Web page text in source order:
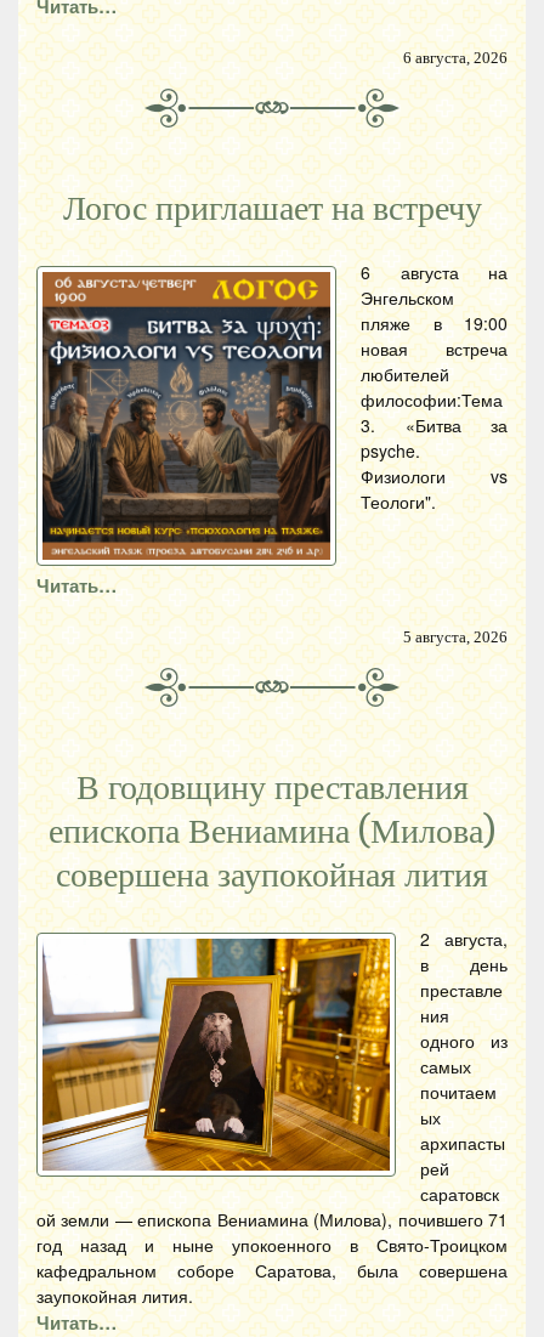
Читать…
6 августа, 2026
Логос приглашает на встречу
6 августа на
Энгельском
пляже в 19:00
новая встреча
любителей
философии:Тема
3. «Битва за
psyche.
Физиологи vs
Теологи".
Читать…
5 августа, 2026
В годовщину преставления
епископа Вениамина (Милова)
совершена заупокойная лития
2 августа,
в день
преставле
ния
одного из
самых
почитаем
ых
архипасты
рей
саратовск
ой земли — епископа Вениамина (Милова), почившего 71
год назад и ныне упокоенного в Свято-Троицком
кафедральном соборе Саратова, была совершена
заупокойная лития.
Читать…